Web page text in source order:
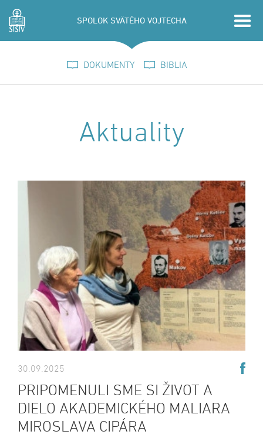
SPOLOK SVÄTÉHO VOJTECHA
DOKUMENTY BIBLIA
Aktuality
30.09.2025
PRIPOMENULI SME SI ŽIVOT A
DIELO AKADEMICKÉHO MALIARA
MIROSLAVA CIPÁRA